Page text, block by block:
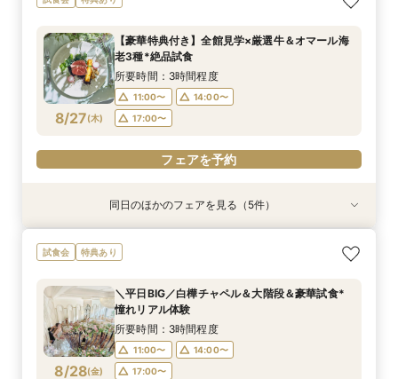
8/27(木)
【豪華特典付き】全館見学×厳選牛＆オマール海
老3種*絶品試食
所要時間：3時間程度
11:00〜
14:00〜
17:00〜
フェアを予約
特典あり
8/27(木)
【貸切で叶うペット婚】全館一緒OK★ペット
ウェディング相談会
11:00〜
17:00〜
フェアを予約
特典あり
8/27(木)
《徹底比較*2件目以降の方へ》見積り相談×憧れ
の邸宅貸切体験
11:00〜
17:00〜
フェアを予約
特典あり
8/27(木)
【少人数W】挙式＆会食プラン♪白樺の森チャペ
ル×厳選牛試食
11:00〜
17:00〜
フェアを予約
特典あり
8/27(木)
＼初見学に◎／心躍る花嫁の第一歩♪見積もり相
談＆豪華試食
11:00〜
17:00〜
フェアを予約
8/27(木)
【オンライン開催】遠方在住でも安心◆バーチャ
ル見学＆相談会
12:00〜
17:00〜
フェアを予約
同日のほかのフェアを見る（5件）
試食会 特典あり
8/28(金)
＼平日BIG／白樺チャペル＆大階段＆豪華試食*
憧れリアル体験
所要時間：3時間程度
11:00〜
14:00〜
17:00〜